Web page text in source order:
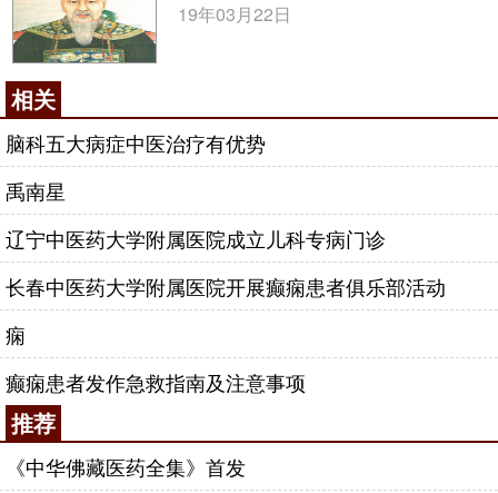
19年03月22日
相关
脑科五大病症中医治疗有优势
禹南星
辽宁中医药大学附属医院成立儿科专病门诊
长春中医药大学附属医院开展癫痫患者俱乐部活动
痫
癫痫患者发作急救指南及注意事项
推荐
《中华佛藏医药全集》首发